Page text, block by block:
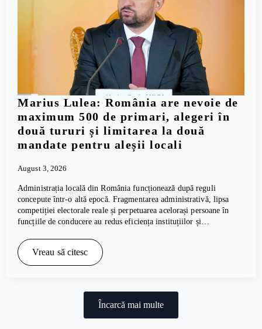
Marius Lulea: România are nevoie de
maximum 500 de primari, alegeri în
două tururi și limitarea la două
mandate pentru aleșii locali
August 3, 2026
Administrația locală din România funcționează după reguli
concepute într-o altă epocă. Fragmentarea administrativă, lipsa
competiției electorale reale și perpetuarea acelorași persoane în
funcțiile de conducere au redus eficiența instituțiilor și…
Vreau să citesc
Încarcă mai multe